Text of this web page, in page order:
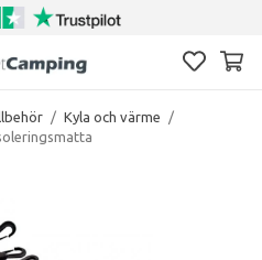
/ Kyla och värme
/